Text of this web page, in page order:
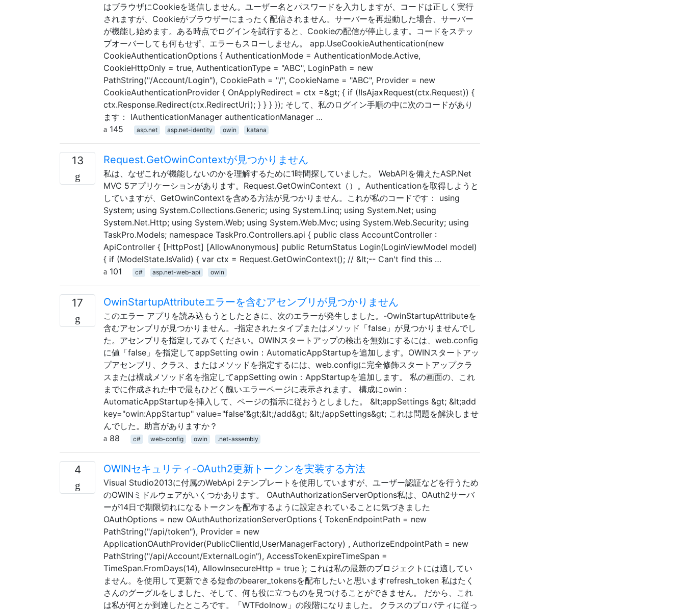
はブラウザにCookieを送信しません。ユーザー名とパスワードを入力しますが、コードは正しく実行
されますが、Cookieがブラウザーにまったく配信されません。サーバーを再起動した場合、サーバー
が機能し始めます。ある時点でログインを試行すると、Cookieの配信が停止します。コードをステッ
プオーバーしても何もせず、エラーもスローしません。 app.UseCookieAuthentication(new
CookieAuthenticationOptions { AuthenticationMode = AuthenticationMode.Active,
CookieHttpOnly = true, AuthenticationType = "ABC", LoginPath = new
PathString("/Account/Login"), CookiePath = "/", CookieName = "ABC", Provider = new
CookieAuthenticationProvider { OnApplyRedirect = ctx =&gt; { if (!IsAjaxRequest(ctx.Request)) {
ctx.Response.Redirect(ctx.RedirectUri); } } } }); そして、私のログイン手順の中に次のコードがあり
ます： IAuthenticationManager authenticationManager …
145
asp.net asp.net-identity owin katana
13 Request.GetOwinContextが見つかりません
私は、なぜこれが機能しないのかを理解するために1時間探していました。 WebAPIを備えたASP.Net
MVC 5アプリケーションがあります。Request.GetOwinContext（）。Authenticationを取得しようと
していますが、GetOwinContextを含める方法が見つかりません。これが私のコードです： using
System; using System.Collections.Generic; using System.Linq; using System.Net; using
System.Net.Http; using System.Web; using System.Web.Mvc; using System.Web.Security; using
TaskPro.Models; namespace TaskPro.Controllers.api { public class AccountController :
ApiController { [HttpPost] [AllowAnonymous] public ReturnStatus Login(LoginViewModel model)
{ if (ModelState.IsValid) { var ctx = Request.GetOwinContext(); // &lt;-- Can't find this …
101
c# asp.net-web-api owin
17 OwinStartupAttributeエラーを含むアセンブリが見つかりません
このエラー アプリを読み込もうとしたときに、次のエラーが発生しました。-OwinStartupAttributeを
含むアセンブリが見つかりません。-指定されたタイプまたはメソッド「false」が見つかりませんでし
た。アセンブリを指定してみてください。OWINスタートアップの検出を無効にするには、web.config
に値「false」を指定してappSetting owin：AutomaticAppStartupを追加します。OWINスタートアッ
プアセンブリ、クラス、またはメソッドを指定するには、web.configに完全修飾スタートアップクラ
スまたは構成メソッド名を指定してappSetting owin：AppStartupを追加します。 私の画面の、これ
までに作成された中で最もひどく醜いエラーページに表示されます。 構成にowin：
AutomaticAppStartupを挿入して、ページの指示に従おうとしました。 &lt;appSettings &gt; &lt;add
key="owin:AppStartup" value="false"&gt;&lt;/add&gt; &lt;/appSettings&gt; これは問題を解決しませ
んでした。助言がありますか？
88
c# web-config owin .net-assembly
4 OWINセキュリティ-OAuth2更新トークンを実装する方法
Visual Studio2013に付属のWebApi 2テンプレートを使用していますが、ユーザー認証などを行うため
のOWINミドルウェアがいくつかあります。 OAuthAuthorizationServerOptions私は、OAuth2サーバ
ーが14日で期限切れになるトークンを配布するように設定されていることに気づきました
OAuthOptions = new OAuthAuthorizationServerOptions { TokenEndpointPath = new
PathString("/api/token"), Provider = new
ApplicationOAuthProvider(PublicClientId,UserManagerFactory) , AuthorizeEndpointPath = new
PathString("/api/Account/ExternalLogin"), AccessTokenExpireTimeSpan =
TimeSpan.FromDays(14), AllowInsecureHttp = true }; これは私の最新のプロジェクトには適してい
ません。を使用して更新できる短命のbearer_tokensを配布したいと思いますrefresh_token 私はたく
さんのグーグルをしました、そして、何も役に立つものを見つけることができません。 だから、これ
は私が何とか到達したところです。「WTFdoInow」の段階になりました。 クラスのプロパティに従っ